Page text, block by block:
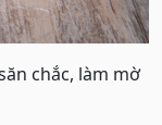
chắc, làm mờ